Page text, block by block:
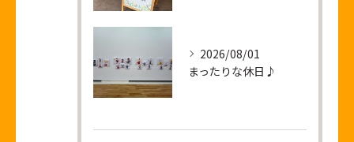
2026/08/01
まったりな休日♪